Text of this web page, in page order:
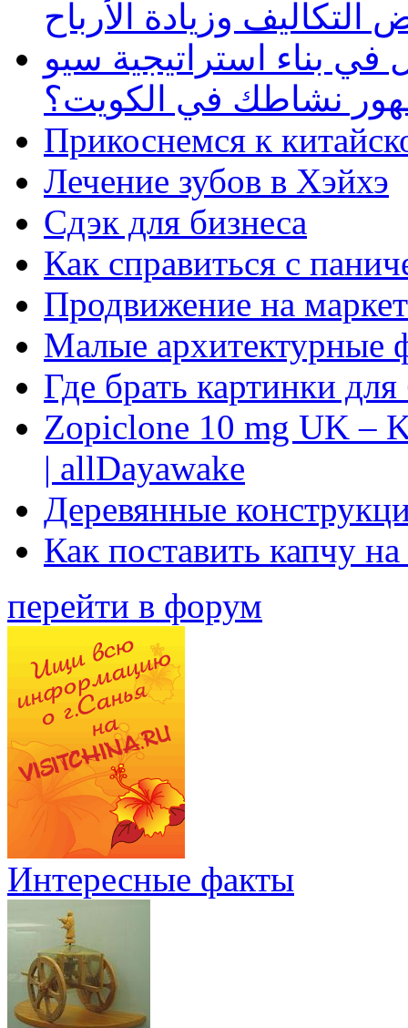
وزيادة الأرباح
بناء استراتيجية سيو
نشاطك في الكويت؟
Прикоснемся к
Лечение зубов в Хэйхэ
Сдэк для бизнеса
Как справиться с
Продвижение на
Малые архитектурные
Где брать картинки
Zopiclone 10 mg UK –
| allDayawake
Деревянные
Как поставить капчу
перейти в форум
Интересные факты